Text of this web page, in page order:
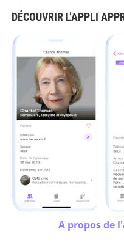
DÉCOUVRIR L’APPLI
A propos de